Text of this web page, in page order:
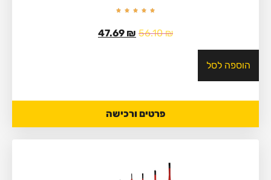
56.10₪
47.69 ₪
הוספה לסל
פרטים ורכישה